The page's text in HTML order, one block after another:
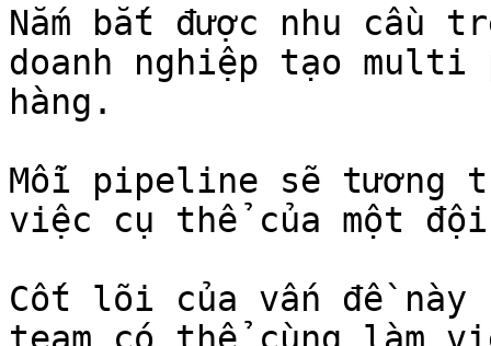
Nắm bắt được nhu cầu
doanh nghiệp tạo
hàng.
Mỗi pipeline sẽ tương
việc cụ thể của một đội
Cốt lõi của vấn đề này